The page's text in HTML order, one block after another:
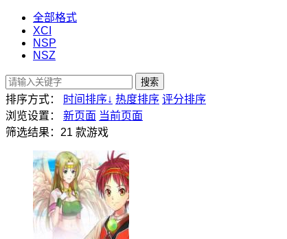
全部格式
XCI
NSP
NSZ
搜索
排序方式： 时间排序↓ 热度排序 评分排序
浏览设置：
新页面 当前页面
筛选结果： 21 款游戏